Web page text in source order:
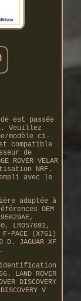
est passée
Veuillez
modèle ci-
compatible
de
VELAR
NRF.
avec le
adaptée à
OEM
LR057691,
F-PACE (X761)
JAGUAR XF
ROVER
DISCOVERY
V